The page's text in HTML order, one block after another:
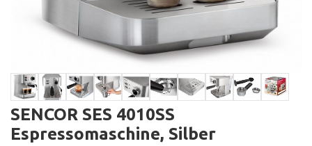
SENCOR SES 4010SS
Espressomaschine, Silber